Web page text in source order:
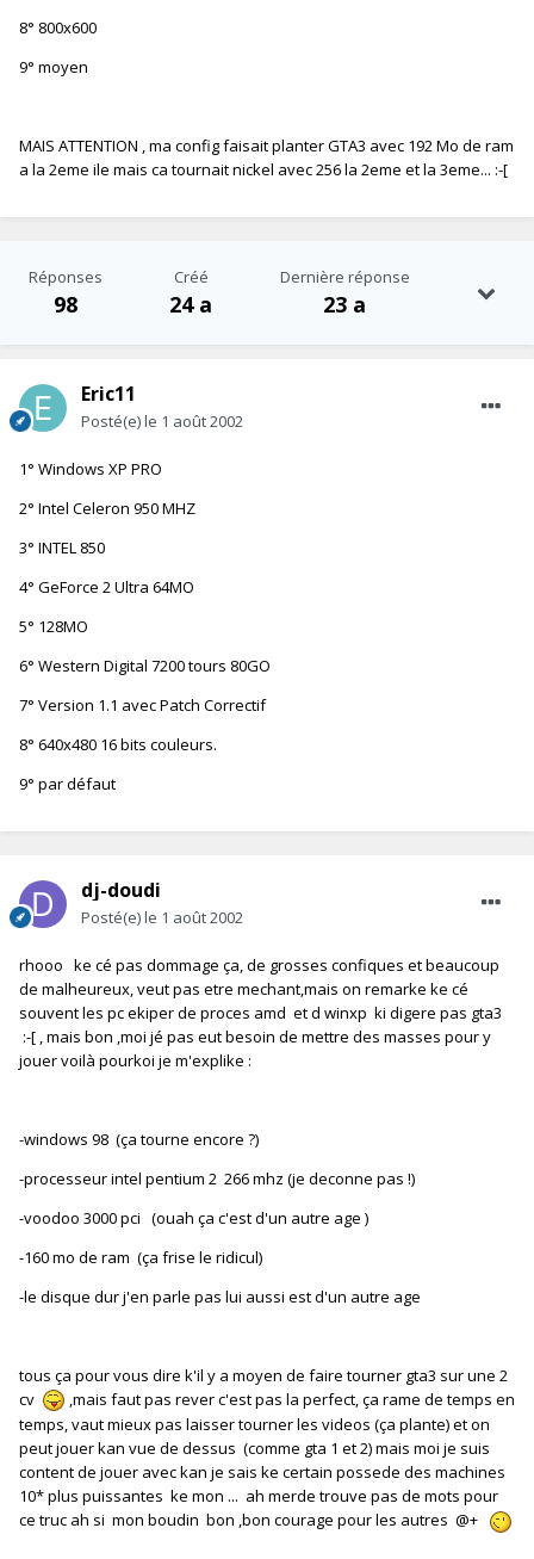
8° 800x600
9° moyen
MAIS ATTENTION , ma config faisait planter GTA3 avec 192 Mo de ram
a la 2eme ile mais ca tournait nickel avec 256 la 2eme et la 3eme... :-[
Réponses
98
Créé
24 a
Dernière réponse
23 a
Eric11
Posté(e)le 1 août 2002
1° Windows XP PRO
2° Intel Celeron 950 MHZ
3° INTEL 850
4° GeForce 2 Ultra 64MO
5° 128MO
6° Western Digital 7200 tours 80GO
7° Version 1.1 avec Patch Correctif
8° 640x480 16 bits couleurs.
9° par défaut
dj-doudi
Posté(e)le 1 août 2002
rhooo ke cé pas dommage ça, de grosses confiques et beaucoup
de malheureux, veut pas etre mechant,mais on remarke ke cé
souvent les pc ekiper de proces amd et d winxp ki digere pas gta3
:-[ , mais bon ,moi jé pas eut besoin de mettre des masses pour y
jouer voilà pourkoi je m'explike :
-windows 98 (ça tourne encore ?)
-processeur intel pentium 2 266 mhz (je deconne pas !)
-voodoo 3000 pci (ouah ça c'est d'un autre age )
-160 mo de ram (ça frise le ridicul)
-le disque dur j'en parle pas lui aussi est d'un autre age
tous ça pour vous dire k'il y a moyen de faire tourner gta3 sur une 2
cv
,mais faut pas rever c'est pas la perfect, ça rame de temps en
temps, vaut mieux pas laisser tourner les videos (ça plante) et on
peut jouer kan vue de dessus (comme gta 1 et 2) mais moi je suis
content de jouer avec kan je sais ke certain possede des machines
10* plus puissantes ke mon ... ah merde trouve pas de mots pour
ce truc ah si mon boudin bon ,bon courage pour les autres @+